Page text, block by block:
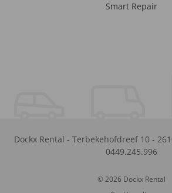
Smart Repair
Dockx Rental - Terbekehofdreef 10 -
0449.245.996
© 2026 Dockx Rental